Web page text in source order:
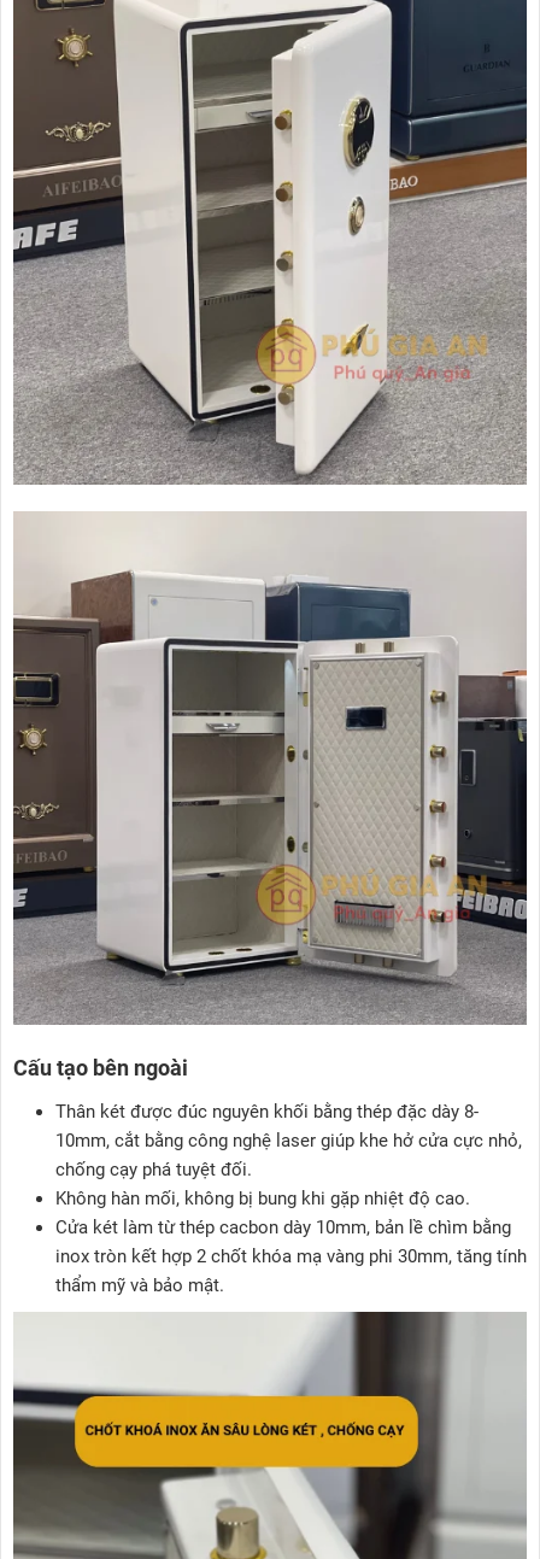
Cấu tạo bên ngoài
Thân két được đúc nguyên khối bằng thép đặc dày 8-
10mm, cắt bằng công nghệ laser giúp khe hở cửa cực nhỏ,
chống cạy phá tuyệt đối.
Không hàn mối, không bị bung khi gặp nhiệt độ cao.
Cửa két làm từ thép cacbon dày 10mm, bản lề chìm bằng
inox tròn kết hợp 2 chốt khóa mạ vàng phi 30mm, tăng tính
thẩm mỹ và bảo mật.